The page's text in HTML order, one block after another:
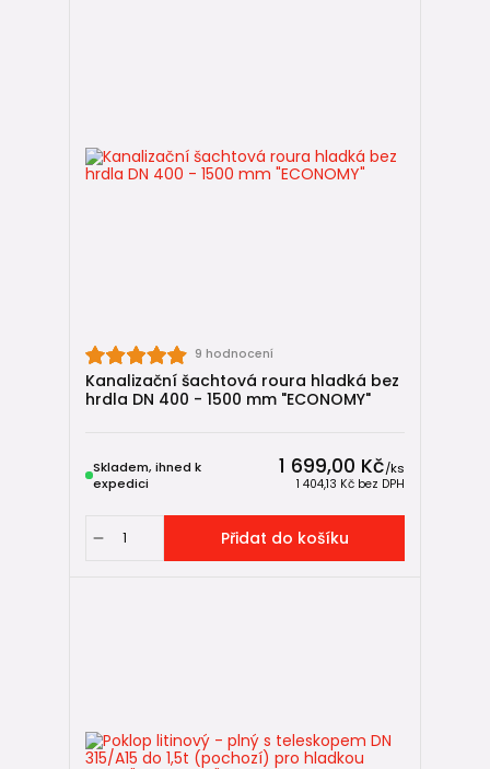
9 hodnocení
Kanalizační šachtová roura hladká bez
hrdla DN 400 - 1500 mm "ECONOMY"
1 699,00 Kč/ks
1 404,13 Kč bez DPH
Skladem, ihned k
expedici
Přidat do košíku